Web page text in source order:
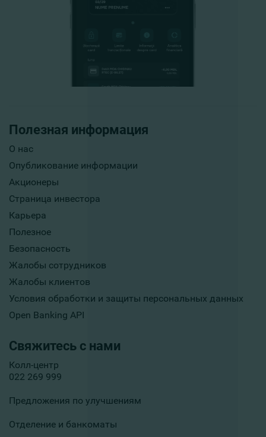
Полезная информация
О нас
Опубликование информации
Акционеры
Страница инвестора
Карьера
Полезное
Безопасность
Жалобы сотрудников
Жалобы клиентов
Условия обработки и защиты персональных данных
Open Banking API
Свяжитесь с нами
Колл-центр
022 269 999
Предложения по улучшениям
Отделение и банкоматы